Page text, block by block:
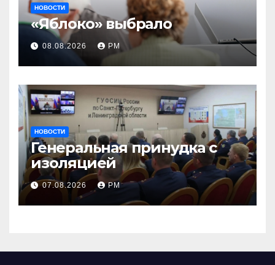
НОВОСТИ
«Яблоко» выбрало
08.08.2026 РМ
НОВОСТИ
Генеральная принудка с
изоляцией
07.08.2026 РМ